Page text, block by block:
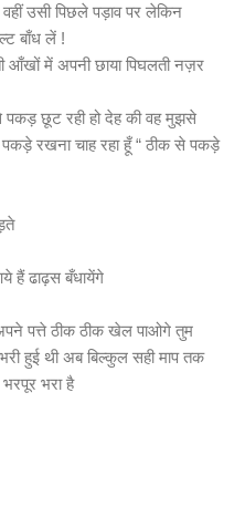
उसी पिछले पड़ाव पर लेकिन
बाँध लें !
में अपनी छाया पिघलती नज़र
छूट रही हो देह की वह मुझसे
रखना चाह रहा हूँ “ ठीक से पकड़े
हैं ढाढ़स बँधायेंगे
पत्ते ठीक ठीक खेल पाओगे तुम
हुई थी अब बिल्कुल सही माप तक
भरा है